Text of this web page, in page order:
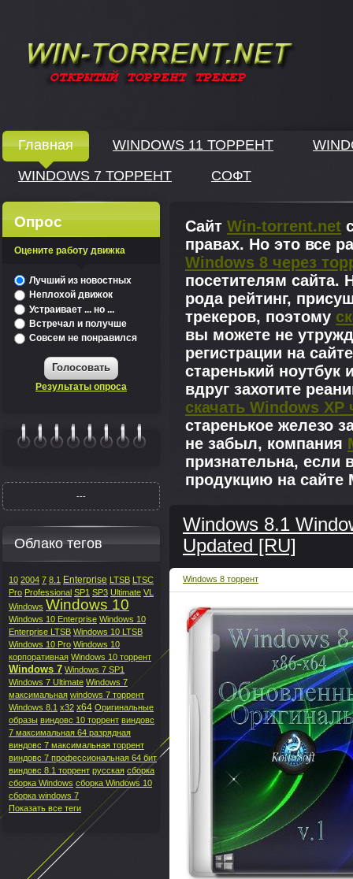
Главная WINDOWS 11 ТОРРЕНТ
WINDOWS 7 ТОРРЕНТ
СОФТ
Сайт Win-torrent.net
правах. Но это все
Windows 8 через
посетителям сайта.
рода рейтинг,
трекеров, поэтому
вы можете не
регистрации на
старенький
вдруг захотите
скачать Windows XP
старенькое железо
не забыл, компания
признательна, если
продукцию на сайте
Windows 8.1
Updated [RU]
Windows 8 торрент
Опрос
Оцените работу движка
Лучший из новостных
Неплохой движок
Устраивает ... но ...
Встречал и получше
Совсем не понравился
Голосовать
Результаты опроса
---
Облако тегов
10 2004 7 8.1 Enterprise LTSB LTSC
Pro Professional SP1 SP3 Ultimate VL
Windows Windows 10
Windows 10 Enterprise Windows 10
Enterprise LTSB Windows 10 LTSB
Windows 10 Pro Windows 10
корпоративная Windows 10 торрент
Windows 7 Windows 7 SP1
Windows 7 Ultimate Windows 7
максимальная windows 7 торрент
Windows 8.1 x32 x64 Оригинальные
образы виндовс 10 торрент виндовс
7 максимальная 64 разрядная
виндовс 7 максимальная торрент
виндовс 7 профессиональная 64 бит
виндовс 8.1 торрент русская сборка
сборка Windows сборка Windows 10
сборка windows 7
Показать все теги